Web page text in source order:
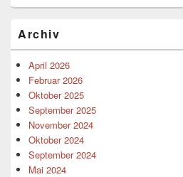
Archiv
April 2026
Februar 2026
Oktober 2025
September 2025
November 2024
Oktober 2024
September 2024
Mai 2024